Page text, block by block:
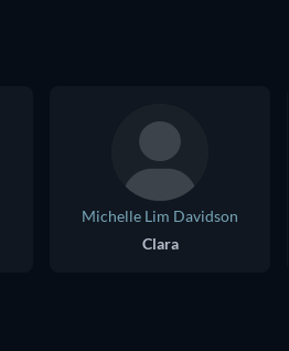
Michelle Lim Davidson
Clara